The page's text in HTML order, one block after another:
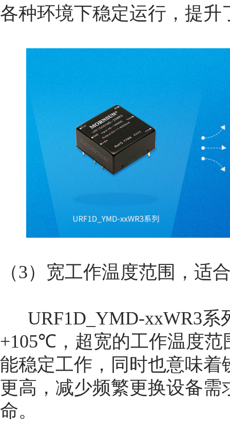
各种环境下稳定运行，提
（3）宽工作温度范围，适
URF1D_YMD-xxWR3系
+105℃，超宽的工作温度范
能稳定工作，同时也意味
更高，减少频繁更换设备
命。